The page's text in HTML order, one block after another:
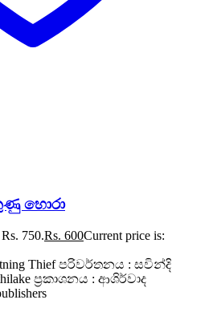
හොරා
750.Rs. 600Current price is:
Thief පරිවර්තනය : සවින්දි
ප්‍රකාශනය : ආශිර්වාද